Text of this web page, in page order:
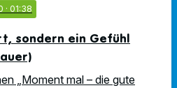
· 01:38
sondern ein Gefühl
„Moment mal – die gute